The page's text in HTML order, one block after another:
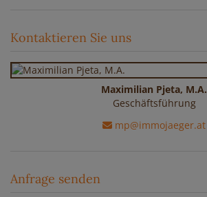
Kontaktieren Sie uns
Maximilian Pjeta, M.A.
Geschäftsführung
mp@immojaeger.at
Anfrage senden